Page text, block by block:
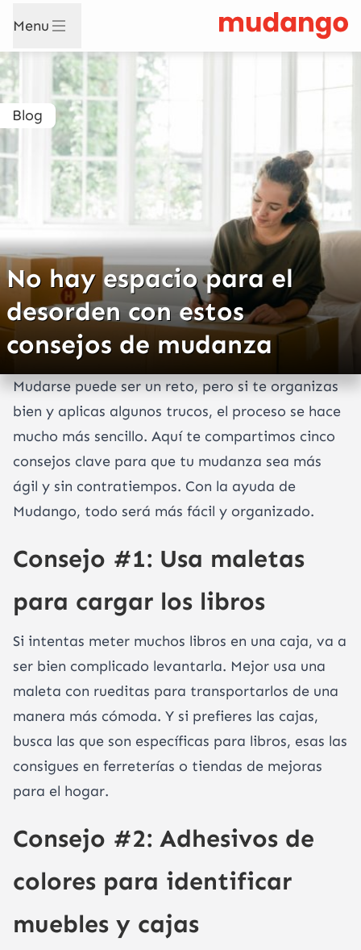
Menu
No hay espacio para el
desorden con estos
consejos de mudanza
Blog
Mudarse puede ser un reto, pero si te organizas
bien y aplicas algunos trucos, el proceso se hace
mucho más sencillo. Aquí te compartimos cinco
consejos clave para que tu mudanza sea más
ágil y sin contratiempos. Con la ayuda de
Mudango, todo será más fácil y organizado.
Consejo #1: Usa maletas
para cargar los libros
Si intentas meter muchos libros en una caja, va a
ser bien complicado levantarla. Mejor usa una
maleta con rueditas para transportarlos de una
manera más cómoda. Y si prefieres las cajas,
busca las que son específicas para libros, esas las
consigues en ferreterías o tiendas de mejoras
para el hogar.
Consejo #2: Adhesivos de
colores para identificar
muebles y cajas